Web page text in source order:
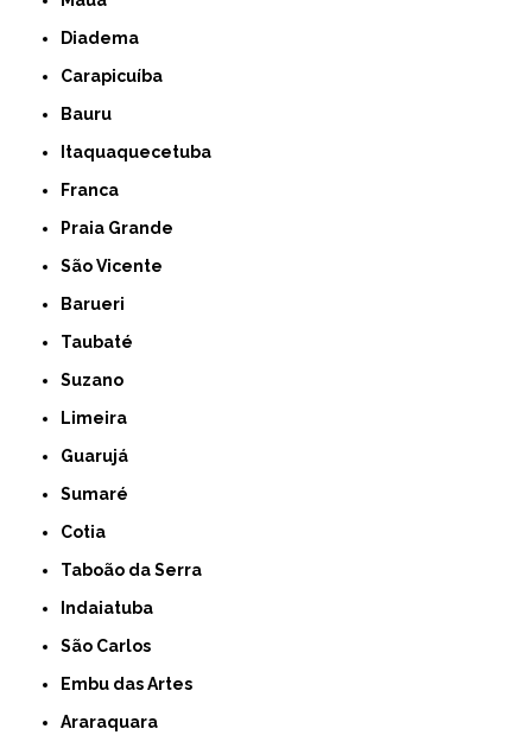
Diadema
Carapicuíba
Bauru
Itaquaquecetuba
Franca
Praia Grande
São Vicente
Barueri
Taubaté
Suzano
Limeira
Guarujá
Sumaré
Cotia
Taboão da Serra
Indaiatuba
São Carlos
Embu das Artes
Araraquara